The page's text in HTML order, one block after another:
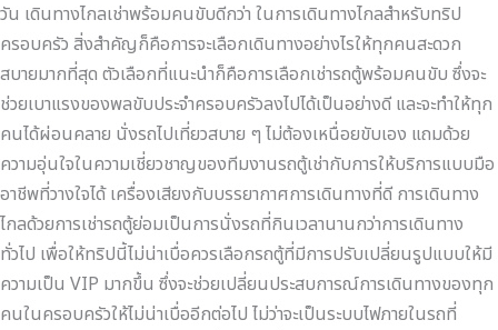
วัน เดินทางไกลเช่าพร้อมคนขับดีกว่า ในการเดินทางไกลสำหรับทริป
ครอบครัว สิ่งสำคัญก็คือการจะเลือกเดินทางอย่างไรให้ทุกคนสะดวก
สบายมากที่สุด ตัวเลือกที่แนะนำก็คือการเลือกเช่ารถตู้พร้อมคนขับ ซึ่งจะ
ช่วยเบาแรงของพลขับประจำครอบครัวลงไปได้เป็นอย่างดี และจะทำให้ทุก
คนได้ผ่อนคลาย นั่งรถไปเที่ยวสบาย ๆ ไม่ต้องเหนื่อยขับเอง แถมด้วย
ความอุ่นใจในความเชี่ยวชาญของทีมงานรถตู้เช่ากับการให้บริการแบบมือ
อาชีพที่วางใจได้ เครื่องเสียงกับบรรยากาศการเดินทางที่ดี การเดินทาง
ไกลด้วยการเช่ารถตู้ย่อมเป็นการนั่งรถที่กินเวลานานกว่าการเดินทาง
ทั่วไป เพื่อให้ทริปนี้ไม่น่าเบื่อควรเลือกรถตู้ที่มีการปรับเปลี่ยนรูปแบบให้มี
ความเป็น VIP มากขึ้น ซึ่งจะช่วยเปลี่ยนประสบการณ์การเดินทางของทุก
คนในครอบครัวให้ไม่น่าเบื่ออีกต่อไป ไม่ว่าจะเป็นระบบไฟภายในรถที่